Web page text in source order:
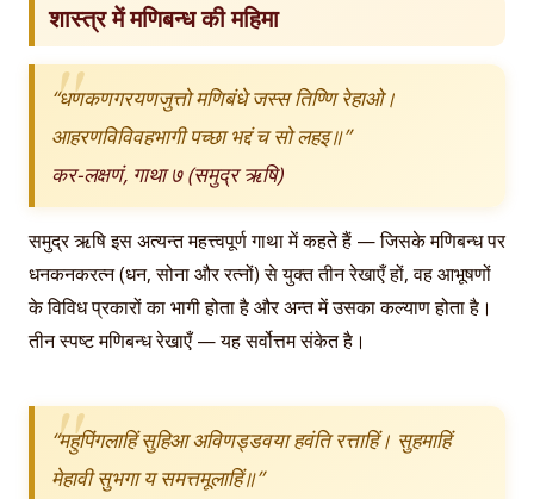
शास्त्र में मणिबन्ध की महिमा
“धणकणगरयणजुत्तो मणिबंधे जस्स तिण्णि रेहाओ।
आहरणविविवहभागी पच्छा भद्दं च सो लहइ॥”
कर-लक्षणं, गाथा ७ (समुद्र ऋषि)
समुद्र ऋषि इस अत्यन्त महत्त्वपूर्ण गाथा में कहते हैं — जिसके मणिबन्ध पर
धनकनकरत्न (धन, सोना और रत्नों) से युक्त तीन रेखाएँ हों, वह आभूषणों
के विविध प्रकारों का भागी होता है और अन्त में उसका कल्याण होता है।
तीन स्पष्ट मणिबन्ध रेखाएँ — यह सर्वोत्तम संकेत है।
“महुपिंगलाहिं सुहिआ अविणड्डवया हवंति रत्ताहिं। सुहमाहिं
मेहावी सुभगा य समत्तमूलाहिं॥”